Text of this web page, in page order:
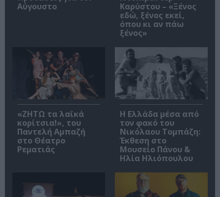
Αύγουστο
Καρύστου – «Ξένος
εδώ, ξένος εκεί,
όπου κι αν πάω
ξένος»
«ΖΗΤΩ τα λαϊκά
κορίτσια!», του
Παντελή Αμπαζή
στο Θέατρο
Ρεματιάς
Η Ελλάδα μέσα από
τον φακό του
Νικόλαου Τομπάζη:
Έκθεση στο
Μουσείο Πάνου &
Ηλία Ηλιόπουλου